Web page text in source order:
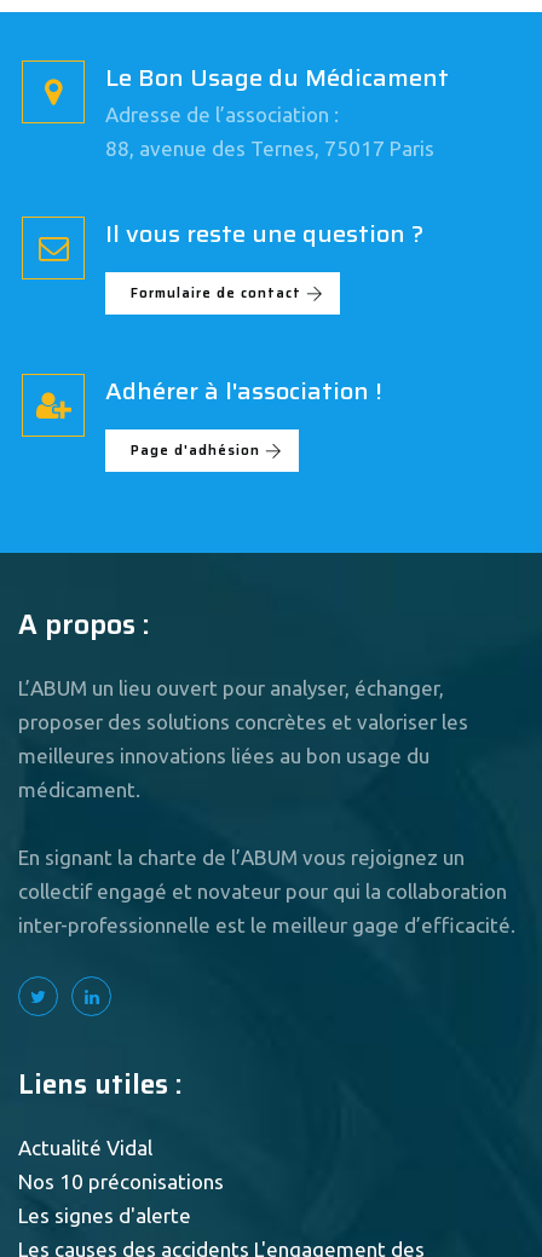
Le Bon Usage du Médicament
Adresse de l’association :
88, avenue des Ternes, 75017 Paris
Il vous reste une question ?
Formulaire de contact
Adhérer à l'association !
Page d'adhésion
A propos :
L’ABUM un lieu ouvert pour analyser, échanger,
proposer des solutions concrètes et valoriser les
meilleures innovations liées au bon usage du
médicament.
En signant la charte de l’ABUM vous rejoignez un
collectif engagé et novateur pour qui la collaboration
inter-professionnelle est le meilleur gage d’efficacité.
Liens utiles :
Actualité Vidal
Nos 10 préconisations
Les signes d'alerte
Les causes des accidents L'engagement des